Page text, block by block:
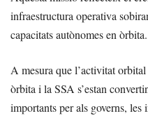
infraestructura operativa
capacitats autònomes en òrbita.
A mesura que l’activitat
òrbita i la SSA s’estan
importants per als governs,